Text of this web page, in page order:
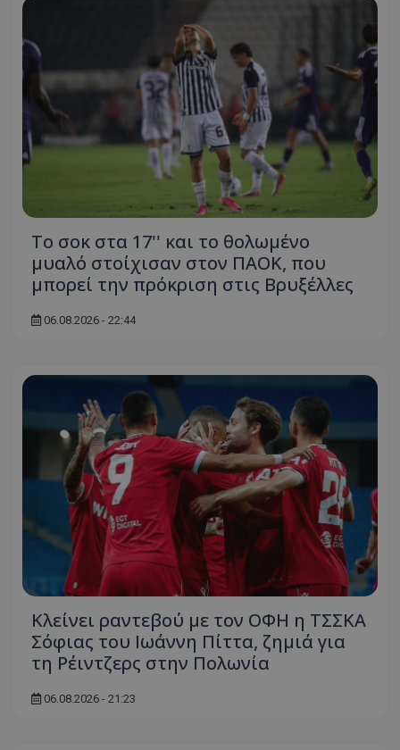
Το σοκ στα 17'' και το θολωμένο
μυαλό στοίχισαν στον ΠΑΟΚ, που
μπορεί την πρόκριση στις Βρυξέλλες
06.08.2026 - 22:44
Κλείνει ραντεβού με τον ΟΦΗ η ΤΣΣΚΑ
Σόφιας του Ιωάννη Πίττα, ζημιά για
τη Ρέιντζερς στην Πολωνία
06.08.2026 - 21:23